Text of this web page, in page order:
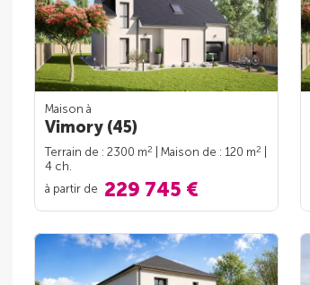
Maison à
Vimory (45)
Terrain de : 2300 m2 | Maison de : 120 m2
4 ch.
à partir de 229 745 €